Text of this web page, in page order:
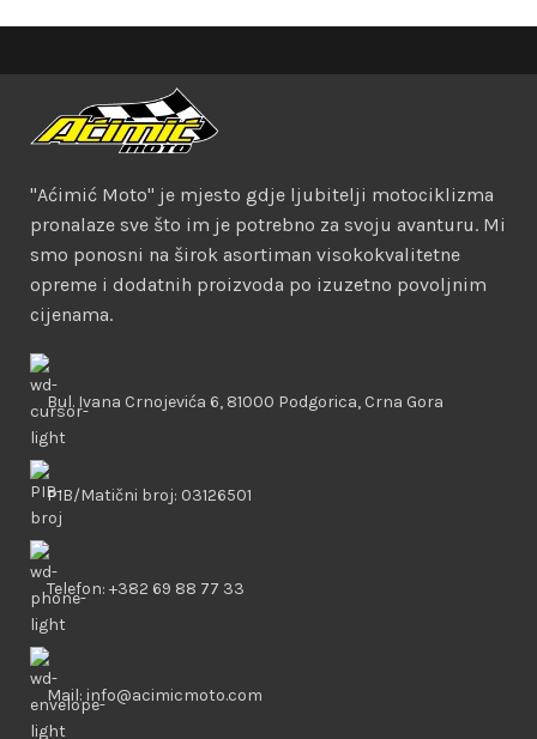
"Aćimić Moto" je mjesto gdje ljubitelji motociklizma
pronalaze sve što im je potrebno za svoju avanturu. Mi
smo ponosni na širok asortiman visokokvalitetne
opreme i dodatnih proizvoda po izuzetno povoljnim
cijenama.
Bul. Ivana Crnojevića 6, 81000 Podgorica, Crna Gora
PIB/Matični broj: 03126501
Telefon: +382 69 88 77 33
Mail: info@acimicmoto.com